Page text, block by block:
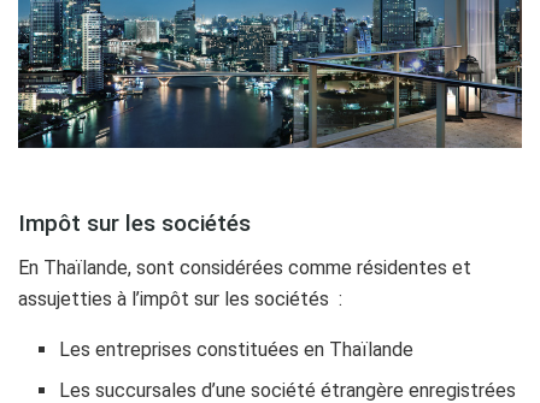
Impôt sur les sociétés
En Thaïlande, sont considérées comme résidentes et
assujetties à l’impôt sur les sociétés :
Les entreprises constituées en Thaïlande
Les succursales d’une société étrangère enregistrées